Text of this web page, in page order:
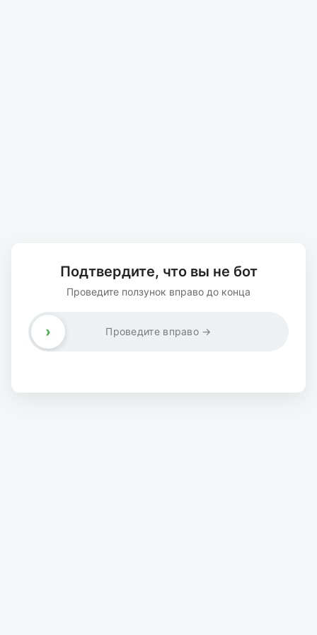
Подтвердите, что вы не бот
Проведите ползунок вправо до конца
Проведите вправо →
›